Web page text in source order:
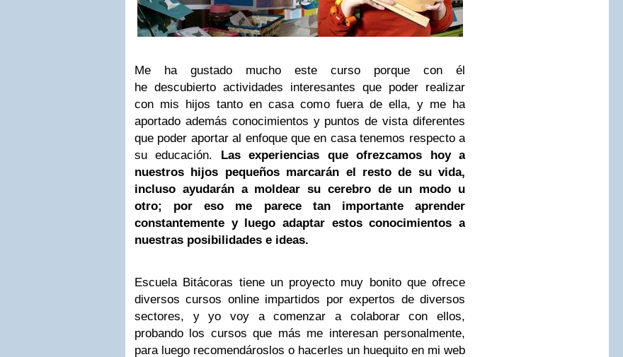
Me ha gustado mucho este curso porque con él
he descubierto actividades interesantes que poder realizar
con mis hijos tanto en casa como fuera de ella, y me ha
aportado además conocimientos y puntos de vista diferentes
que poder aportar al enfoque que en casa tenemos respecto a
su educación. Las experiencias que ofrezcamos hoy a
nuestros hijos pequeños marcarán el resto de su vida,
incluso ayudarán a moldear su cerebro de un modo u
otro; por eso me parece tan importante aprender
constantemente y luego adaptar estos conocimientos a
nuestras posibilidades e ideas.
Escuela Bitácoras tiene un proyecto muy bonito que ofrece
diversos cursos online impartidos por expertos de diversos
sectores, y yo voy a comenzar a colaborar con ellos,
probando los cursos que más me interesan personalmente,
para luego recomendároslos o hacerles un huequito en mi web